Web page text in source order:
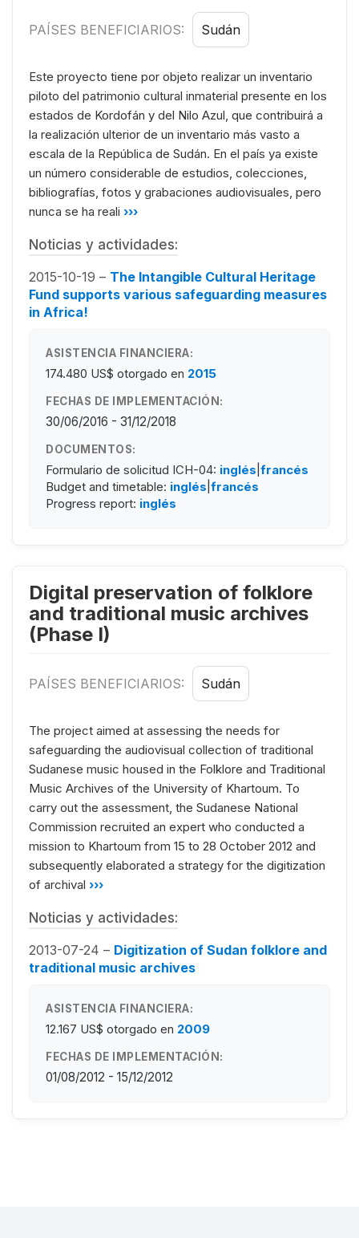
PAÍSES BENEFICIARIOS: Sudán
Este proyecto tiene por objeto realizar un inventario
piloto del patrimonio cultural inmaterial presente en los
estados de Kordofán y del Nilo Azul, que contribuirá a
la realización ulterior de un inventario más vasto a
escala de la República de Sudán. En el país ya existe
un número considerable de estudios, colecciones,
bibliografías, fotos y grabaciones audiovisuales, pero
nunca se ha reali ›››
Noticias y actividades:
2015-10-19 – The Intangible Cultural Heritage
Fund supports various safeguarding measures
in Africa!
ASISTENCIA FINANCIERA:
174.480 US$ otorgado en 2015
FECHAS DE IMPLEMENTACIÓN:
30/06/2016 - 31/12/2018
DOCUMENTOS:
Formulario de solicitud ICH-04: inglés francés
Budget and timetable: inglés francés
Progress report: inglés
Digital preservation of folklore
and traditional music archives
(Phase I)
PAÍSES BENEFICIARIOS: Sudán
The project aimed at assessing the needs for
safeguarding the audiovisual collection of traditional
Sudanese music housed in the Folklore and Traditional
Music Archives of the University of Khartoum. To
carry out the assessment, the Sudanese National
Commission recruited an expert who conducted a
mission to Khartoum from 15 to 28 October 2012 and
subsequently elaborated a strategy for the digitization
of archival ›››
Noticias y actividades:
2013-07-24 – Digitization of Sudan folklore and
traditional music archives
ASISTENCIA FINANCIERA:
12.167 US$ otorgado en 2009
FECHAS DE IMPLEMENTACIÓN:
01/08/2012 - 15/12/2012